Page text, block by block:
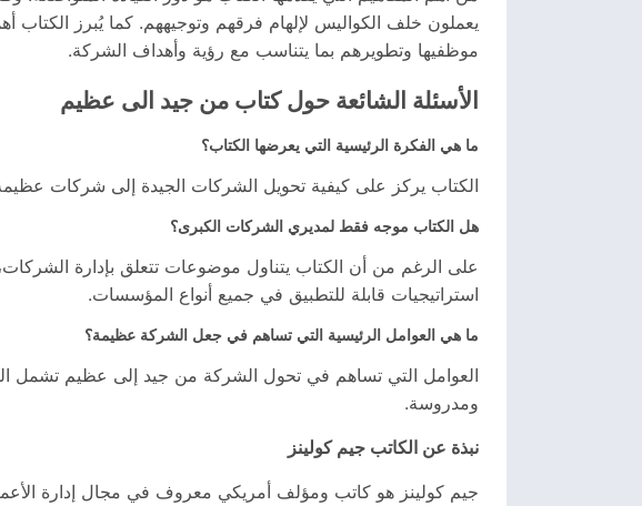
يعملون خلف الكواليس لإلهام فرقهم وتوجيههم. كما يُبرز الكتاب
موظفيها وتطويرهم بما يتناسب مع رؤية وأهداف الشركة.
الأسئلة الشائعة حول كتاب من جيد الى عظيم
ما هي الفكرة الرئيسية التي يعرضها الكتاب؟
الكتاب يركز على كيفية تحويل الشركات الجيدة إلى شركات عظيمة
هل الكتاب موجه فقط لمديري الشركات الكبرى؟
على الرغم من أن الكتاب يتناول موضوعات تتعلق بإدارة
استراتيجيات قابلة للتطبيق في جميع أنواع المؤسسات.
ما هي العوامل الرئيسية التي تساهم في جعل الشركة عظيمة؟
العوامل التي تساهم في تحول الشركة من جيد إلى عظيم تشمل
ومدروسة.
نبذة عن الكاتب جيم كولينز
جيم كولينز هو كاتب ومؤلف أمريكي معروف في مجال إدارة